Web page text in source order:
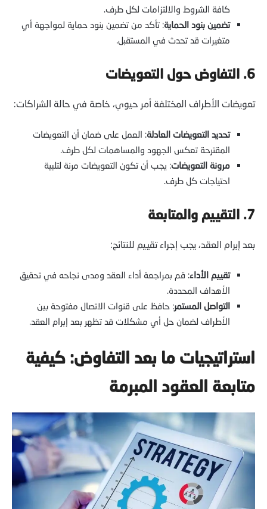
كافة الشروط والالتزامات لكل طرف.
تضمين بنود الحماية: تأكد من تضمين بنود حماية لمواجهة أي
متغيرات قد تحدث في المستقبل.
6. التفاوض حول التعويضات
تعويضات الأطراف المختلفة أمر حيوي، خاصة في حالة الشراكات:
تحديد التعويضات العادلة: العمل على ضمان أن التعويضات
المقترحة تعكس الجهود والمساهمات لكل طرف.
مرونة التعويضات: يجب أن تكون التعويضات مرنة لتلبية
احتياجات كل طرف.
7. التقييم والمتابعة
بعد إبرام العقد، يجب إجراء تقييم للنتائج:
تقييم الأداء: قم بمراجعة أداء العقد ومدى نجاحه في تحقيق
الأهداف المحددة.
التواصل المستمر: حافظ على قنوات الاتصال مفتوحة بين
الأطراف لضمان حل أي مشكلات قد تظهر بعد إبرام العقد.
استراتيجيات ما بعد التفاوض: كيفية
متابعة العقود المبرمة